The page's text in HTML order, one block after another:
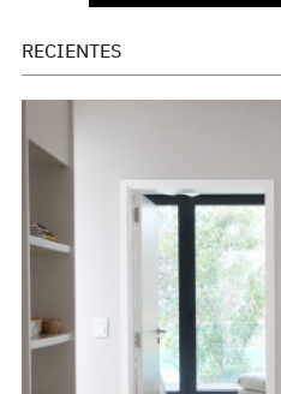
RECIENTES